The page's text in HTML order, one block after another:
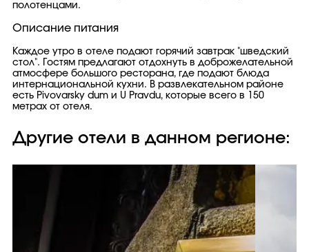
полотенцами.
Описание питания
Каждое утро в отеле подают горячий завтрак "шведский
стол". Гостям предлагают отдохнуть в доброжелательной
атмосфере большого ресторана, где подают блюда
интернациональной кухни. В развлекательном районе
есть Pivovarsky dum и U Pravdu, которые всего в 150
метрах от отеля.
Другие отели в данном регионе: